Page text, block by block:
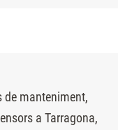
de manteniment,
a Tarragona,